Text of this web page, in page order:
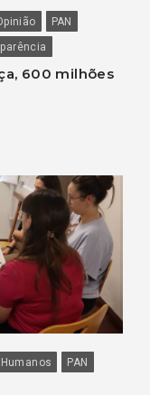
PAN
600 milhões
PAN